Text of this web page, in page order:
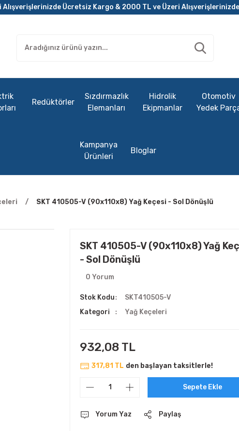
Alışverişlerinizde Ücretsiz Kargo & 2000 TL ve Üzeri
Redüktörler
Sızdırmazlık
Elemanları
Hidrolik
Ekipmanlar
Otomotiv
Yedek
Kampanya
Ürünleri
Bloglar
SKT 410505-V (90x110x8) Yağ Keçesi - Sol Dönüşlü
SKT 410505-V (90x110x8) Yağ
- Sol Dönüşlü
0 Yorum
Stok Kodu
SKT410505-V
Kategori
Yağ Keçeleri
932,08 TL
317,81 TL den başlayan taksitlerle!
Sepete Ekle
Yorum Yaz Paylaş